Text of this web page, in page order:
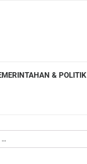
& POLITIK